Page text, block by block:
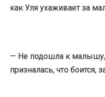
как Уля ухаживает за
— Не подошла к
призналась, что боится,